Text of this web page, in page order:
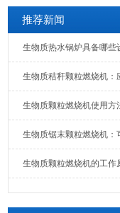
推荐新闻
生物质热水锅炉具备哪些
生物质秸秆颗粒燃烧机
生物质颗粒燃烧机使用
生物质锯末颗粒燃烧机
生物质颗粒燃烧机的工作